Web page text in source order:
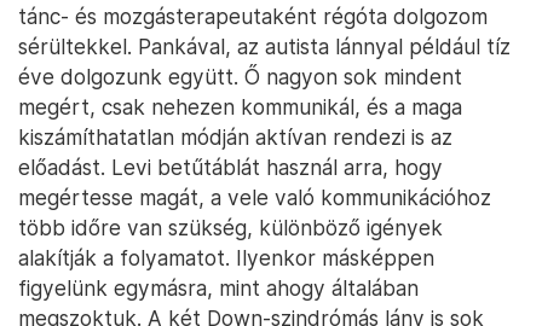
tánc- és mozgásterapeutaként régóta dolgozom
sérültekkel. Pankával, az autista lánnyal például tíz
éve dolgozunk együtt. Ő nagyon sok mindent
megért, csak nehezen kommunikál, és a maga
kiszámíthatatlan módján aktívan rendezi is az
előadást. Levi betűtáblát használ arra, hogy
megértesse magát, a vele való kommunikációhoz
több időre van szükség, különböző igények
alakítják a folyamatot. Ilyenkor másképpen
figyelünk egymásra, mint ahogy általában
megszoktuk. A két Down-szindrómás lány is sok